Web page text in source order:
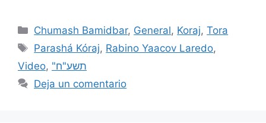
Chumash Bamidbar, General, Koraj,Tora
Parashá Kóraj, Rabino Yaacov Laredo,
Video,
"תשע"ח
Deja un comentario